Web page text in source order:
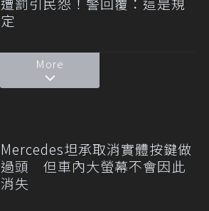
定
More
Mercedes坦承取消實體按鍵做
過頭 但車內大螢幕不會因此
消失